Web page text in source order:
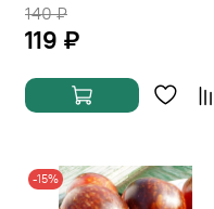
140 ₽
119 ₽
-15%